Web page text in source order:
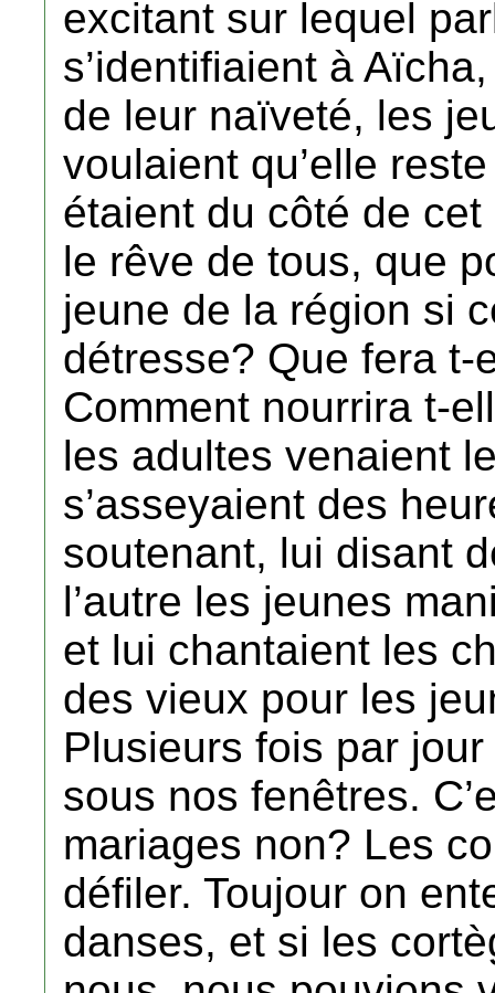
excitant sur lequel
s’identifiaient à
de leur naïveté, les
voulaient qu’elle
étaient du côté de
le rêve de tous, que
jeune de la région si
détresse? Que fera t-
Comment nourrira t-
les adultes venaient
s’asseyaient des
soutenant, lui disant
l’autre les jeunes
et lui chantaient les
des vieux pour les
Plusieurs fois par
sous nos fenêtres.
mariages non? Les
défiler. Toujour on
danses, et si les